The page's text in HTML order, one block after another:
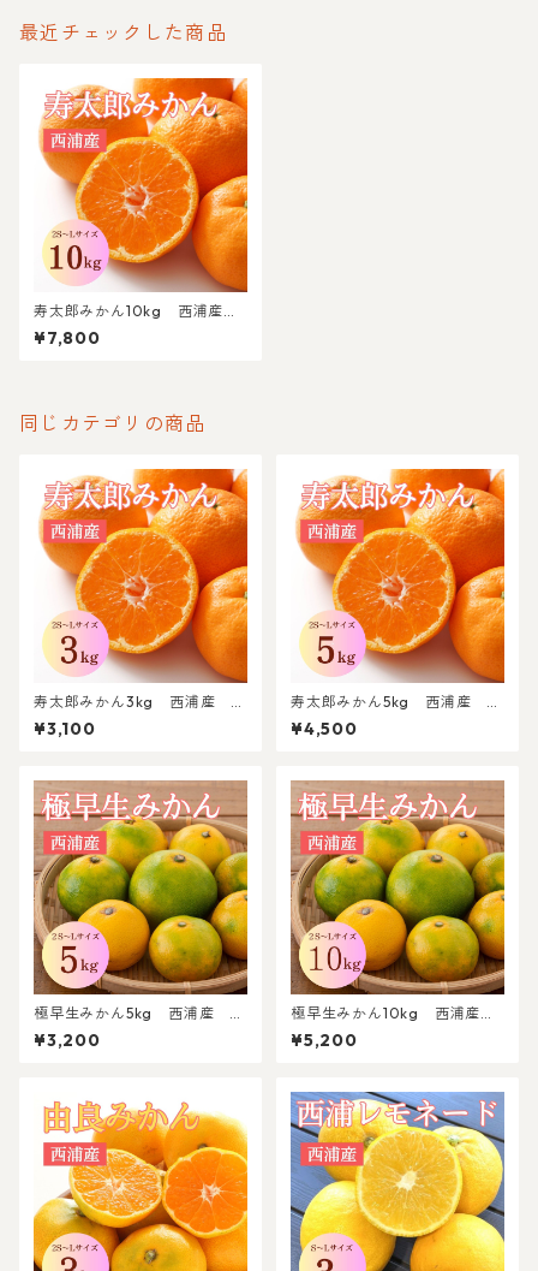
最近チェックした商品
寿太郎みかん10kg 西浦産
2S～Lサイズ混合【北海道・沖
縄(離島)以外送料無料】
¥7,800
同じカテゴリの商品
寿太郎みかん3kg 西浦産 2
S～Lサイズ混合【北海道・沖
縄(離島)以外送料無料】
¥3,100
寿太郎みかん5kg 西浦産 2S
～Lサイズ混合【北海道・沖縄
(離島)以外送料無料】
¥4,500
極早生みかん5kg 西浦産 2S
～Lサイズ混合【北海道・沖縄
(離島)以外送料無料】
¥3,200
極早生みかん10kg 西浦産
2S～Lサイズ混合【北海道・沖
縄(離島)以外送料無料】
¥5,200